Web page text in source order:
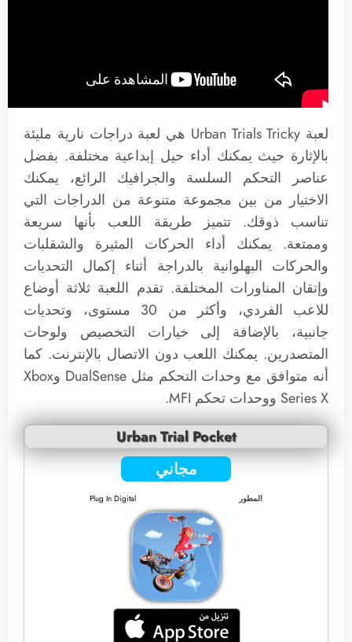
لعبة Urban Trials Tricky هي لعبة دراجات نارية مليئة
بالإثارة حيث يمكنك أداء حيل إبداعية مختلفة. بفضل
عناصر التحكم السلسة والجرافيك الرائع، يمكنك
الاختيار من بين مجموعة متنوعة من الدراجات التي
تناسب ذوقك. تتميز طريقة اللعب بأنها سريعة
وممتعة. يمكنك أداء الحركات المثيرة والشقلبات
والحركات البهلوانية بالدراجة أثناء إكمال التحديات
وإتقان المناورات المختلفة. تقدم اللعبة ثلاثة أوضاع
للاعب الفردي، وأكثر من 30 مستوى، وتحديات
جانبية، بالإضافة إلى خيارات التخصيص ولوحات
المتصدرين. يمكنك اللعب دون الاتصال بالإنترنت. كما
أنه متوافق مع وحدات التحكم مثل DualSense وXbox
Series X ووحدات تحكم MFI.
Urban Trial Pocket
مجاني
المطور Plug In Digital